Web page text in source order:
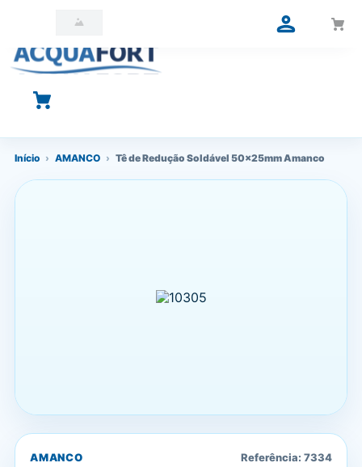
O que você está procurando?
Início › AMANCO › Tê de Redução Soldável 50x25mm Amanco
AMANCO Referência: 7334